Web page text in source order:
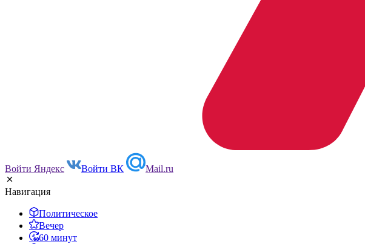
Войти Яндекс Войти ВК Mail.ru
Навигация
Политическое
Вечер
60 минут